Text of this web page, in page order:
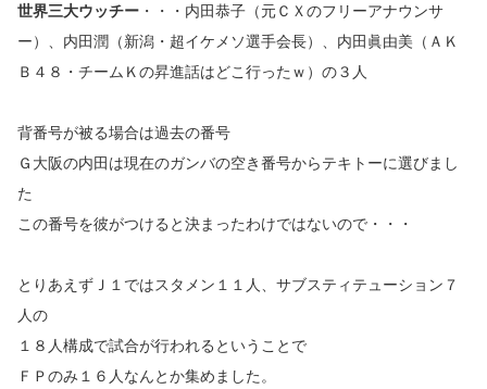
世界三大ウッチー ・・・内田恭子（元ＣＸのフリーアナウンサ
ー）、内田潤（新潟・超イケメソ選手会長）、内田眞由美（ＡＫ
Ｂ４８・チームＫの昇進話はどこ行ったｗ）の３人
背番号が被る場合は過去の番号
Ｇ大阪の内田は現在のガンバの空き番号からテキトーに選びまし
た
この番号を彼がつけると決まったわけではないので・・・
とりあえずＪ１ではスタメン１１人、サブスティテューション７
人の
１８人構成で試合が行われるということで
ＦＰのみ１６人なんとか集めました。